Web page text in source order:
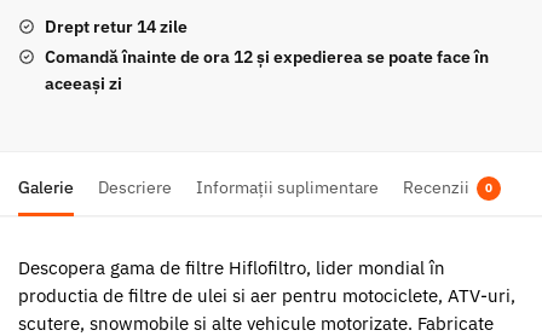
Drept retur 14 zile
Comandă înainte de ora 12 și expedierea se poate face în
aceeași zi
Galerie Descriere Informații suplimentare Recenzii 0
Descopera gama de filtre Hiflofiltro, lider mondial în
productia de filtre de ulei si aer pentru motociclete, ATV-uri,
scutere, snowmobile si alte vehicule motorizate. Fabricate